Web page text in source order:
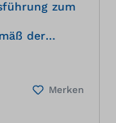
zum
der
Merken